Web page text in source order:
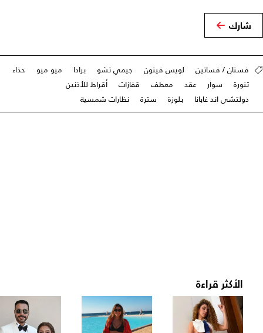
شارك
فستان / فساتين لويس فيتون جيمي تشو برادا ميو ميو
حذاء
تنورة
سوار عقد معطف قفازات
أقراط للأذنين
دولتشي اند غابانا
بلوزة سترة نظارات شمسية
الأكثر قراءة